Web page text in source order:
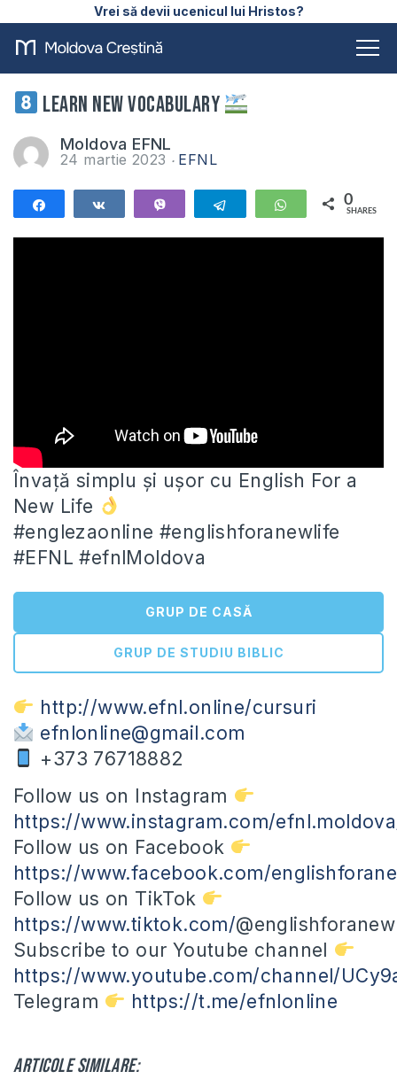
Vrei să devii ucenicul lui Hristos?
Learn New Vocabulary
Moldova EFNL
24 martie 2023 EFNL
Telegram WhatsApp
0
SHARES
Învață simplu și ușor cu English For a
New Life
#englezaonline #englishforanewlife
#EFNL #efnlMoldova
GRUP DE CASĂ
GRUP DE STUDIU BIBLIC
http://www.efnl.online/cursuri
efnlonline@gmail.com
+373 76718882
Follow us on Instagram
https://www.instagram.com/
Follow us on Facebook
https://www.facebook.com/
Follow us on TikTok
https://www.tiktok.com/
Subscribe to our Youtube channel
https://www.youtube.com/channel/
Telegram
https://t.me/efnlonline
Articole similare: